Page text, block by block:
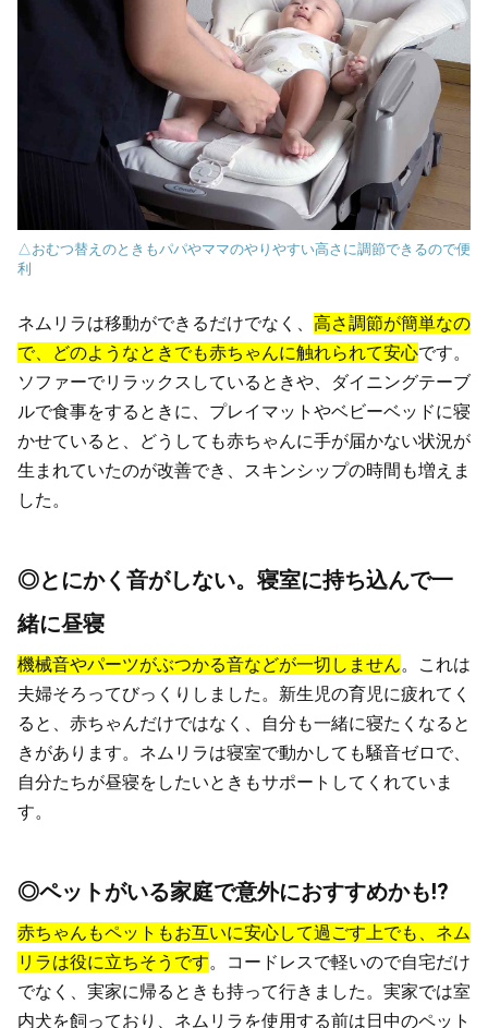
△おむつ替えのときもパパやママのやりやすい高さに調節できるので便
利
ネムリラは移動ができるだけでなく、 高さ調節が簡単なの
で、どのようなときでも赤ちゃんに触れられて安心です。
ソファーでリラックスしているときや、ダイニングテーブ
ルで食事をするときに、プレイマットやベビーベッドに寝
かせていると、どうしても赤ちゃんに手が届かない状況が
生まれていたのが改善でき、スキンシップの時間も増えま
した。
◎とにかく音がしない。寝室に持ち込んで一
緒に昼寝
機械音やパーツがぶつかる音などが一切しません。これは
夫婦そろってびっくりしました。新生児の育児に疲れてく
ると、赤ちゃんだけではなく、自分も一緒に寝たくなると
きがあります。ネムリラは寝室で動かしても騒音ゼロで、
自分たちが昼寝をしたいときもサポートしてくれていま
す。
◎ペットがいる家庭で意外におすすめかも!?
赤ちゃんもペットもお互いに安心して過ごす上でも、ネム
リラは役に立ちそうです。コードレスで軽いので自宅だけ
でなく、実家に帰るときも持って行きました。実家では室
内犬を飼っており、ネムリラを使用する前は日中のペット